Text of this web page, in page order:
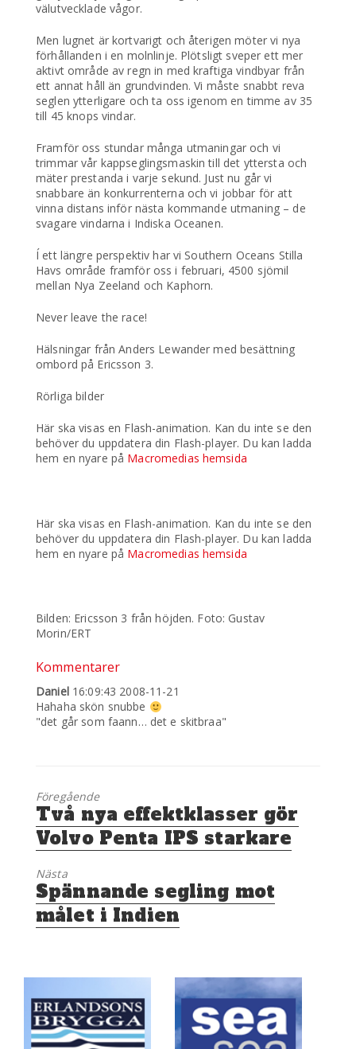
välutvecklade vågor.
Men lugnet är kortvarigt och återigen möter vi nya
förhållanden i en molnlinje. Plötsligt sveper ett mer
aktivt område av regn in med kraftiga vindbyar från
ett annat håll än grundvinden. Vi måste snabbt reva
seglen ytterligare och ta oss igenom en timme av 35
till 45 knops vindar.
Framför oss stundar många utmaningar och vi
trimmar vår kappseglingsmaskin till det yttersta och
mäter prestanda i varje sekund. Just nu går vi
snabbare än konkurrenterna och vi jobbar för att
vinna distans inför nästa kommande utmaning – de
svagare vindarna i Indiska Oceanen.
Í ett längre perspektiv har vi Southern Oceans Stilla
Havs område framför oss i februari, 4500 sjömil
mellan Nya Zeeland och Kaphorn.
Never leave the race!
Hälsningar från Anders Lewander med besättning
ombord på Ericsson 3.
Rörliga bilder
Här ska visas en Flash-animation. Kan du inte se den
behöver du uppdatera din Flash-player. Du kan ladda
hem en nyare på Macromedias hemsida
Här ska visas en Flash-animation. Kan du inte se den
behöver du uppdatera din Flash-player. Du kan ladda
hem en nyare på Macromedias hemsida
Bilden: Ericsson 3 från höjden. Foto: Gustav
Morin/ERT
Kommentarer
Daniel16:09:43 2008-11-21
Hahaha skön snubbe
"det går som faann… det e skitbraa"
Föregående
Föregående
inlägg:
Två nya effektklasser gör
Volvo Penta IPS starkare
Nästa
Nästa
inlägg:
Spännande segling mot
målet i Indien